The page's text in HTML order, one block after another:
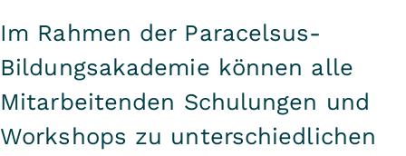
Im Rahmen der Paracelsus-
Bildungsakademie können alle
Mitarbeitenden Schulungen und
Workshops zu unterschiedlichen